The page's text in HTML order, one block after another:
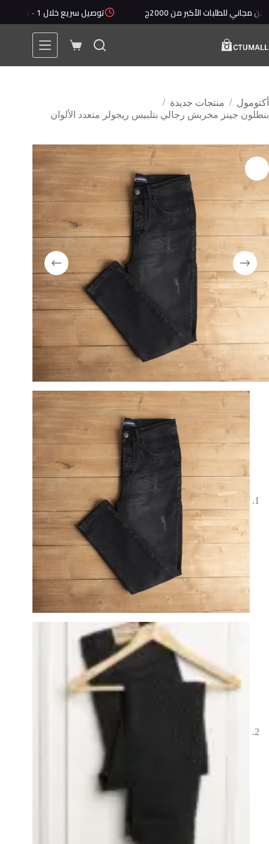
إلى
للطلبات الأكبر من 2000ج توصيل سريع خلال 1 - 5 أيام
عربة
أكتومول / منتجات جديدة /
بنطلون جينز مخربش رجالي بتلبيس ريجولر متعدد الألوان